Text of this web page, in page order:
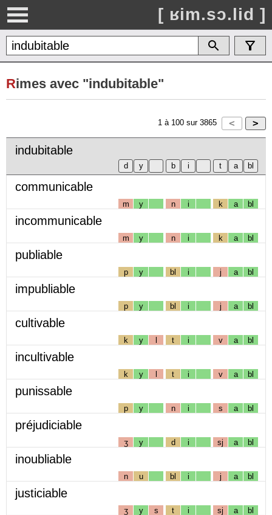
[ ʁim.sɔ.lid ]
Rimes avec "indubitable"
1 à 100 sur 3865
indubitable
communicable
m y n i k a bl
incommunicable
m y n i k a bl
publiable
p y bl i j a bl
impubliable
p y bl i j a bl
cultivable
k y l t i v a bl
incultivable
k y l t i v a bl
punissable
p y n i s a bl
préjudiciable
ʒ y d i sj a bl
inoubliable
n u bl i j a bl
justiciable
ʒ y s t i sj a bl